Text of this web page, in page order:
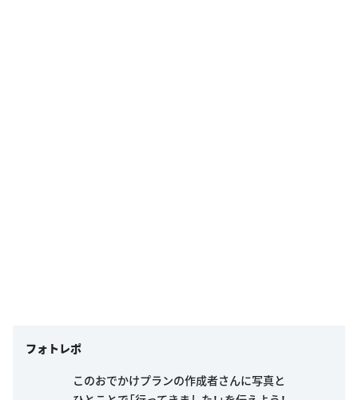
フォトレポ
このおでかけプランの作成者さんに写真と